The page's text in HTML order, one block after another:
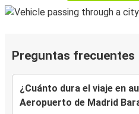
Preguntas frecuentes
¿Cuánto dura el viaje en
Aeropuerto de Madrid